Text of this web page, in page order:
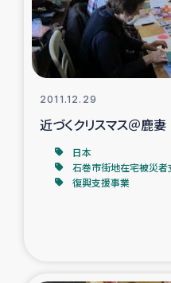
ガザ地区酪農を通し
ふりかけ普及と食生
女性の生計向上を
2011.12.29
近づくクリスマス＠鹿妻
日本
石巻市街地在宅被災者
復興支援事業